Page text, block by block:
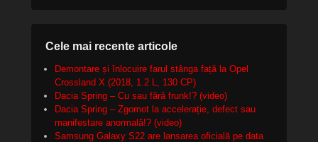
Cele mai recente articole
Demontare și înlocuire farul stânga față la Opel
Crossland X (2018, 1.2 L, 130 CP)
Dacia Spring – Cu sau fără frunk!? (video)
Dacia Spring – Zgomot la accelerație, defect sau
manifestare anormală!? (video)
Samsung Galaxy S22 are lansarea oficială pe data